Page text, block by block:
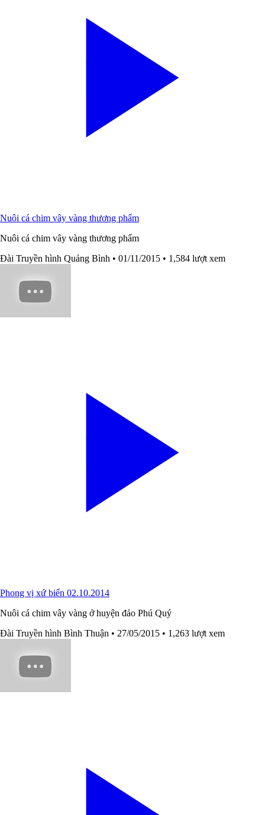
Nuôi cá chim vây vàng thương phẩm
Nuôi cá chim vây vàng thương phẩm
Đài Truyền hình Quảng Bình • 01/11/2015 • 1,584 lượt xem
Phong vị xứ biển 02.10.2014
Nuôi cá chim vây vàng ở huyện đảo Phú Quý
Đài Truyền hình Bình Thuận • 27/05/2015 • 1,263 lượt xem